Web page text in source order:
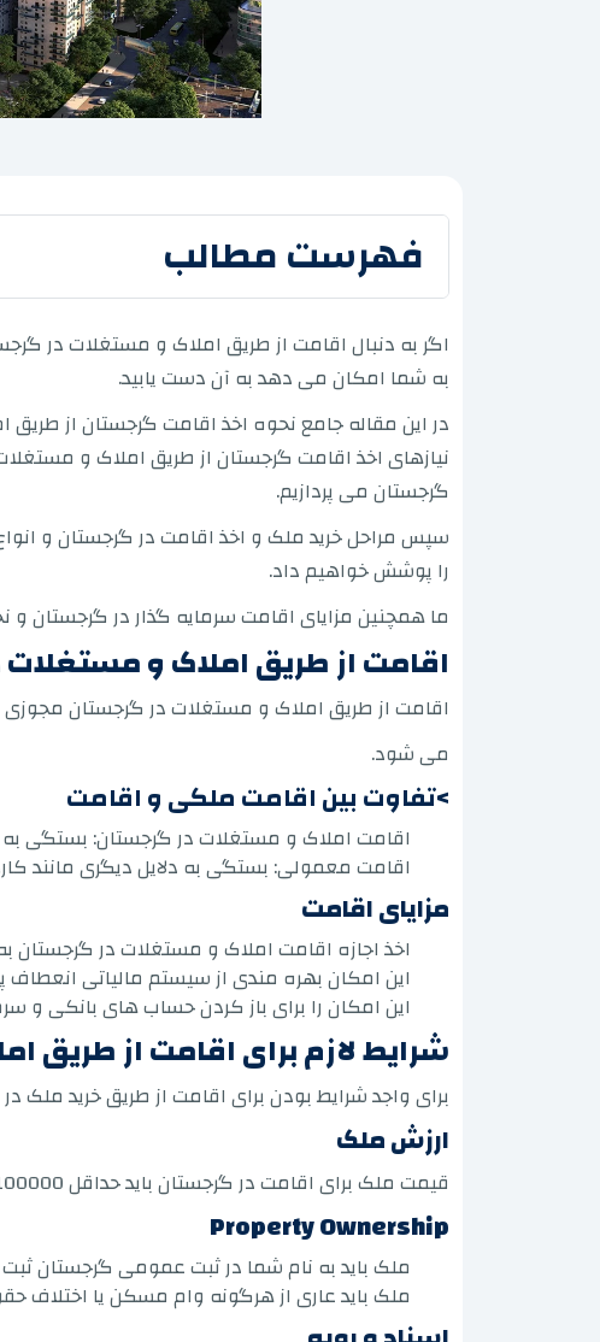
فهرست مطالب
اگر به دنبال اقامت از طریق املاک و مستغلات در
به شما امکان می دهد به آن دست یابید.
در این مقاله جامع نحوه اخذ اقامت گرجستان از
نیازهای اخذ اقامت گرجستان از طریق املاک و
گرجستان می پردازیم.
سپس مراحل خرید ملک و اخذ اقامت در گرجستان و
را پوشش خواهیم داد.
ما همچنین مزایای اقامت سرمایه گذار در گرجستان و
اقامت از طریق املاک و
اقامت از طریق املاک و مستغلات در گرجستان
می شود.
>تفاوت بین اقامت ملکی و اقامت
اقامت املاک و مستغلات در گرجستان: بستگی
اقامت معمولی: بستگی به دلایل دیگری مانند کار،
مزایای اقامت
اخذ اجازه اقامت املاک و مستغلات در
این امکان بهره مندی از سیستم مالیاتی انعطاف
این امکان را برای باز کردن حساب های بانکی و
شرایط لازم برای اقامت از طریق
برای واجد شرایط بودن برای اقامت از طریق خرید ملک
ارزش ملک
قیمت ملک برای اقامت در گرجستان باید حداقل 100000 دلار باشد، طبق مطالعه رسمی اقامت املاک و مستغلات در گرجستان.
Property Ownership
ملک باید به نام شما در ثبت عمومی گرجستان
ملک باید عاری از هرگونه وام مسکن یا اختلاف